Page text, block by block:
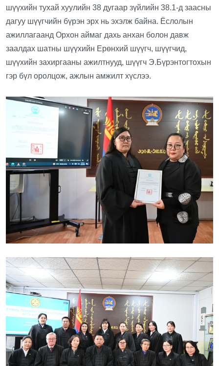
шүүхийн тухай хуулийн 38 дугаар зүйлийн 38.1-д заасны
дагуу шүүгчийн бүрэн эрх нь эхэлж байна. Ёслолын
ажиллагаанд Орхон аймаг дахь анхан болон давж
заалдах шатны шүүхийн Ерөнхий шүүгч, шүүгчид,
шүүхийн захиргааны ажилтнууд, шүүгч Э.Бүрэнтогтохын
гэр бүл оролцож, ажлын амжилт хүслээ.